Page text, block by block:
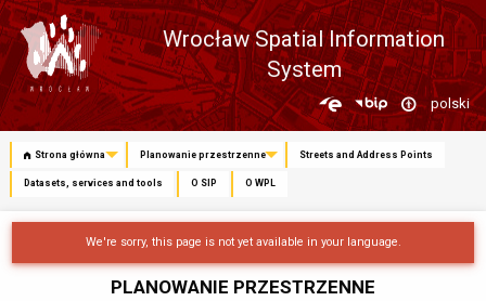
Wrocław Spatial Information
System
Zmień
język
polski
Strona główna Planowanie przestrzenne Streets and Address Points
Datasets, services and tools O SIP O WPL
We're sorry, this page is not yet available in your language.
PLANOWANIE PRZESTRZENNE